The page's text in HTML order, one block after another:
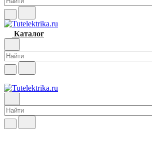
Каталог